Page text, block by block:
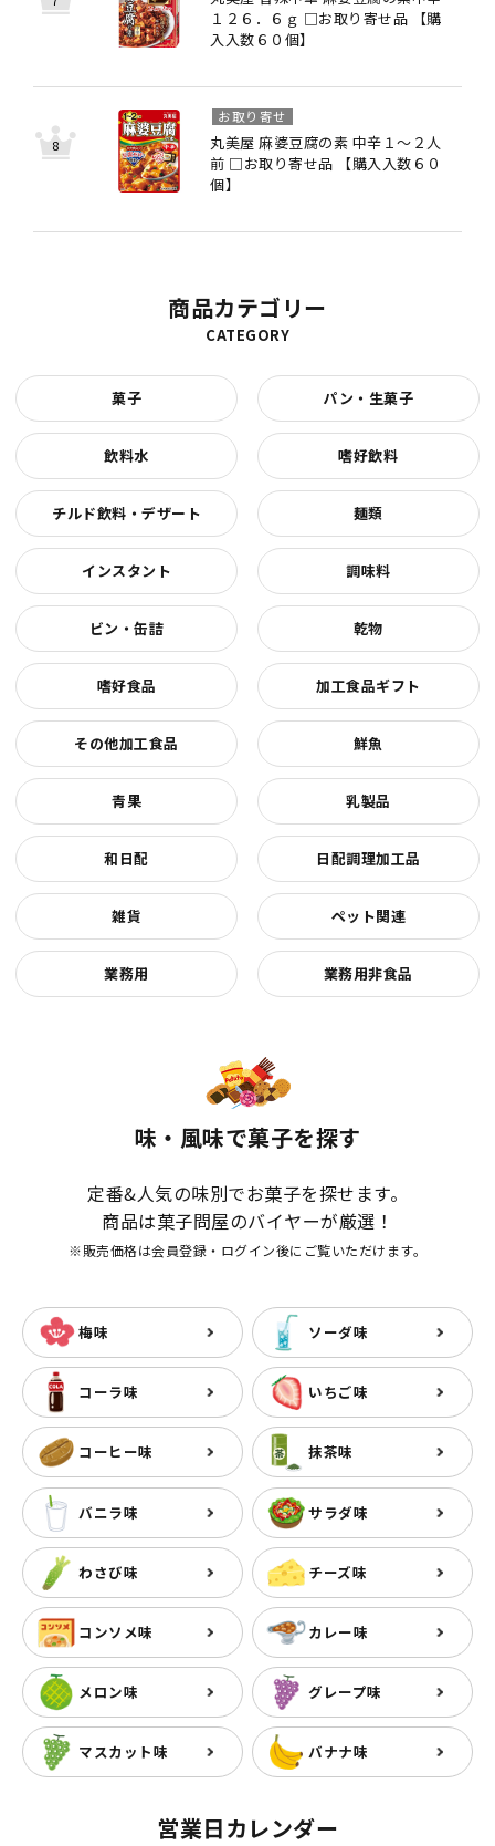
１２６．６ｇ □お取り寄せ品 【購
入入数６０個】
丸美屋 麻婆豆腐の素 中辛１～２人
前 □お取り寄せ品 【購入入数６０
個】
お取り寄せ
商品カテゴリー
CATEGORY
菓子 パン・生菓子
飲料水 嗜好飲料
チルド飲料・デザート 麺類
インスタント 調味料
ビン・缶詰 乾物
嗜好食品 加工食品ギフト
その他加工食品 鮮魚
青果 乳製品
和日配 日配調理加工品
雑貨 ペット関連
業務用 業務用非食品
味・風味で菓子を探す
定番&人気の味別でお菓子を探せます。
商品は菓子問屋のバイヤーが厳選！
※販売価格は会員登録・ログイン後にご覧いただけます。
梅味 ソーダ味
コーラ味 いちご味
コーヒー味 抹茶味
バニラ味 サラダ味
わさび味 チーズ味
コンソメ味 カレー味
メロン味 グレープ味
マスカット味 バナナ味
営業日カレンダー